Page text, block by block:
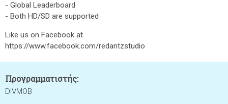
- Global Leaderboard
- Both HD/SD are supported
Like us on Facebook at
https://www.facebook.com/redantzstudio
Προγραμματιστής:
DIVMOB